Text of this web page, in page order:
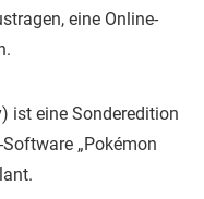
eine Online-
ist eine Sonderedition
„Pokémon